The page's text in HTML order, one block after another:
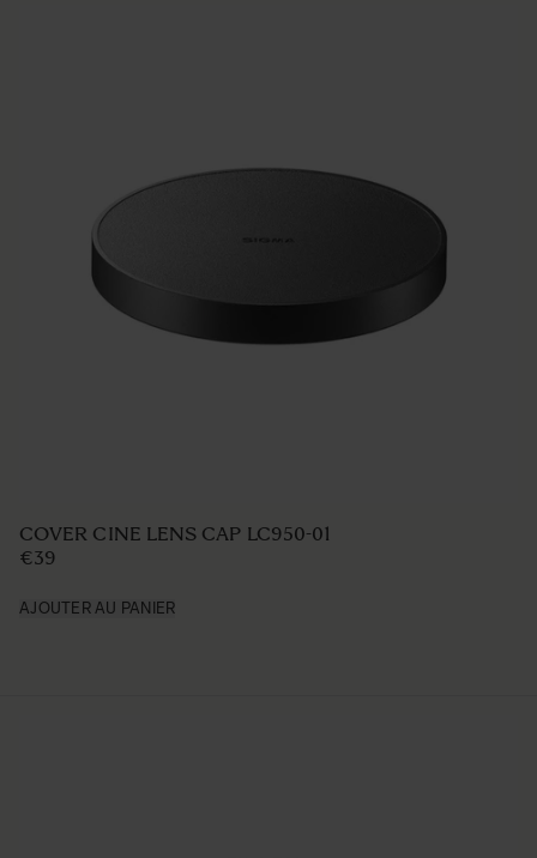
COVER CINE LENS CAP LC950-01
€39
AJOUTER AU PANIER